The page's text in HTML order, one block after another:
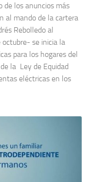
de los anuncios más
al mando de la cartera
Rebolledo al
se inicia la
para los hogares del
la Ley de Equidad
eléctricas en los